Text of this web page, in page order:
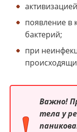
появление в
бактерий;
при
Важно!
тела у